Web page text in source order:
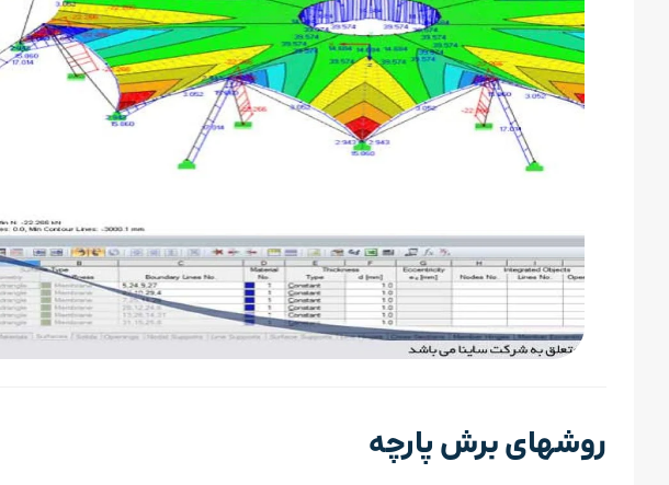
روشهای برش پارچه